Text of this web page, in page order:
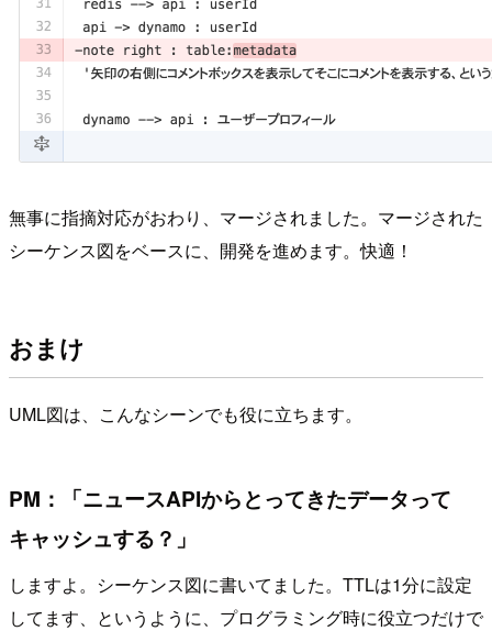
無事に指摘対応がおわり、マージされました。マージされた
シーケンス図をベースに、開発を進めます。快適！
おまけ
UML図は、こんなシーンでも役に立ちます。
PM：「ニュースAPIからとってきたデータって
キャッシュする？」
しますよ。シーケンス図に書いてました。TTLは1分に設定
してます、というように、プログラミング時に役立つだけで